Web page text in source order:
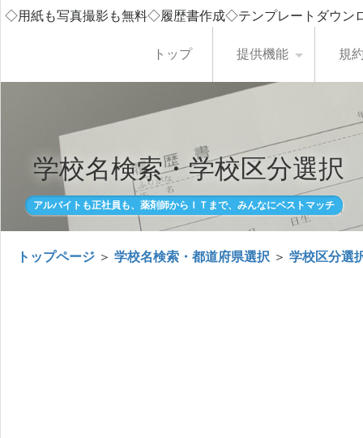
◇用紙も写真撮影も無料◇履歴書作成◇テンプレートダウ
トップ 提供機能 規
学校名検索・学校区分選択
アルバイトも正社員も、薬剤師からＩＴまで、みんなにベストマッチ
トップページ ＞ 学校名検索・都道府県選択 ＞ 学校区分選